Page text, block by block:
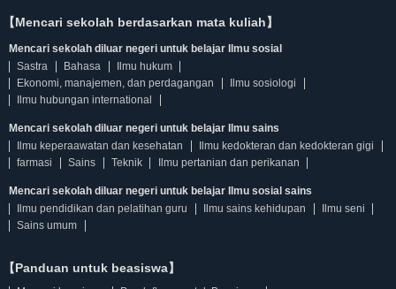
【Mencari sekolah berdasarkan mata kuliah】
Mencari sekolah diluar negeri untuk belajar Ilmu sosial
Sastra
Bahasa
Ilmu hukum
Ekonomi, manajemen, dan perdagangan
Ilmu sosiologi
Ilmu hubungan international
Mencari sekolah diluar negeri untuk belajar Ilmu sains
Ilmu keperaawatan dan kesehatan
Ilmu kedokteran dan kedokteran gigi
farmasi
Sains Teknik Ilmu pertanian dan perikanan
Mencari sekolah diluar negeri untuk belajar Ilmu sosial sains
Ilmu pendidikan dan pelatihan guru
Ilmu sains kehidupan
Ilmu seni
Sains umum
【Panduan untuk beasiswa】